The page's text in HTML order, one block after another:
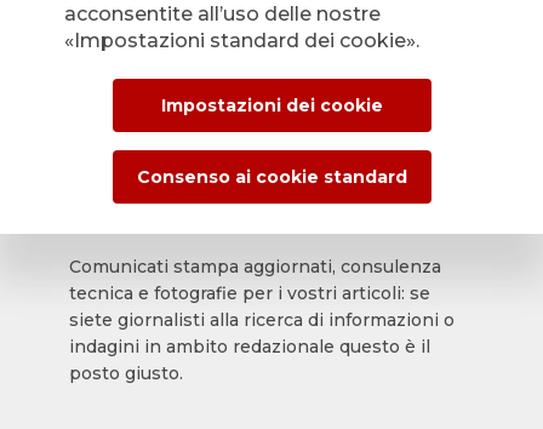
L’Ufficio stampa di
APG|SGA per le
news e i comunicati
stampa.
Comunicati stampa aggiornati, consulenza
tecnica e fotografie per i vostri articoli: se
siete giornalisti alla ricerca di informazioni o
indagini in ambito redazionale questo è il
posto giusto.
acconsentite all’uso delle nostre
«Impostazioni standard dei cookie».
Impostazioni dei cookie
Consenso ai cookie standard